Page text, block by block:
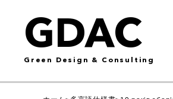
GDAC
Green Design & Consulting